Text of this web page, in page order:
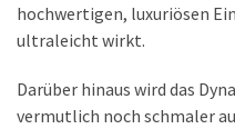
(38)
Angebote
hochwertigen, luxuriösen
ultraleicht wirkt.
Darüber hinaus wird das
vermutlich noch schmaler